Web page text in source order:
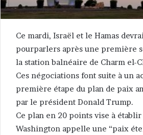
Ce mardi, Israël et le Hamas
pourparlers après une première
la station balnéaire de Charm el-
Ces négociations font suite à un
première étape du plan de paix
par le président Donald Trump.
Ce plan en 20 points vise à établir
Washington appelle une “paix